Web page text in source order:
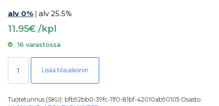
alv 0% | alv 25.5%
11.95€ /kpl
16 varastossa
Tason päätylista R5/30, alumiini määrä
Lisää tilauskoriin
Tuotetunnus (SKU): bfb92bb0-39fc-11f0-81bf-42010ab90105 Osasto: